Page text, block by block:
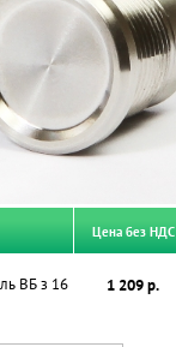
Цена без НДС
ВБ з 16
1 209 р.